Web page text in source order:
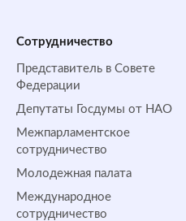
Сотрудничество
Представитель в Совете
Федерации
Депутаты Госдумы от НАО
Межпарламентское
сотрудничество
Молодежная палата
Международное
сотрудничество